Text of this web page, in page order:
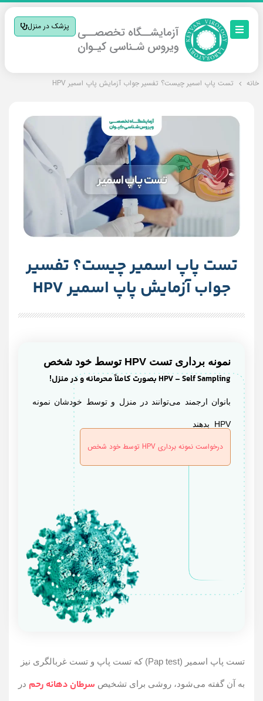
پزشک در منزل
خانه تست پاپ اسمیر چیست؟ تفسیر جواب آزمایش پاپ اسمیر HPV
تست پاپ اسمیر چیست؟ تفسیر
جواب آزمایش پاپ اسمیر HPV
نمونه برداری تست HPV توسط خود شخص
HPV – Self Sampling بصورت کاملاً محرمانه و در منزل!
بانوان ارجمند می‌توانند در منزل و توسط خودشان نمونه
HPV بدهند
درخواست نمونه برداری HPV توسط خود شخص
تست پاپ اسمیر (Pap test) که تست پاپ و تست غربالگری نیز
به آن گفته می‌شود، روشی برای تشخیص سرطان دهانه رحم در